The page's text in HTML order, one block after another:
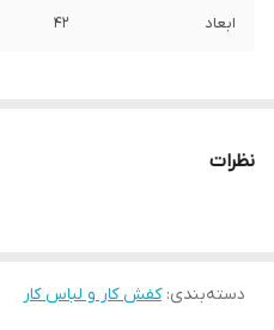
ابعاد 42
نظرات
دسته‌بندی:کفش کار و لباس کار